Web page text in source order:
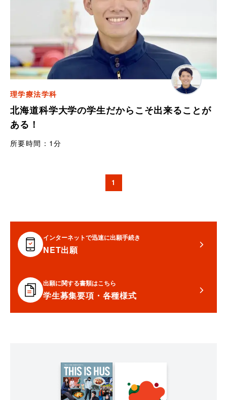
理学療法学科
北海道科学大学の学生だからこそ出来ることが
ある！
所要時間： 1分
1
インターネットで迅速に出願手続き
NET出願
出願に関する書類はこちら
学生募集要項・各種様式